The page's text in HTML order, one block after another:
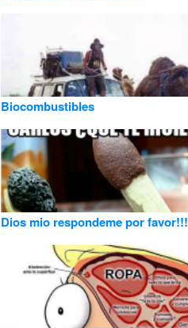
Biocombustibles
Dios mio respondeme por favor!!!